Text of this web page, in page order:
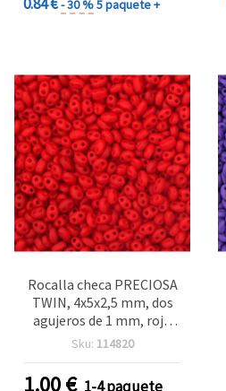
- 30 %5 paquete +
Rocalla checa PRECIOSA
TWIN, 4x5x2,5 mm, dos
agujeros de 1 mm, rojo
opaco mate, 10 g (±130
Sku: 114820
1.00€ 1-4 paquete